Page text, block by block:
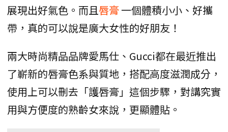
展現出好氣色。而且唇膏一個體積小小、好攜
帶，真的可以說是廣大女性的好朋友！
兩大時尚精品品牌愛馬仕、Gucci都在最近推出
了嶄新的唇膏色系與質地，搭配高度滋潤成分，
使用上可以刪去「護唇膏」這個步驟，對講究實
用與方便度的熟齡女來說，更顯體貼。